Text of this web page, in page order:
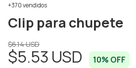
+370 vendidos
Clip para chupete
$6.14 USD
$5.53 USD 10% OFF